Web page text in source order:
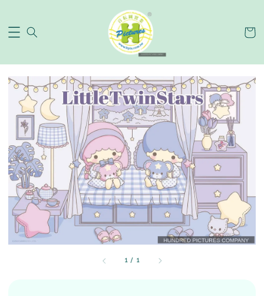
1 / 1